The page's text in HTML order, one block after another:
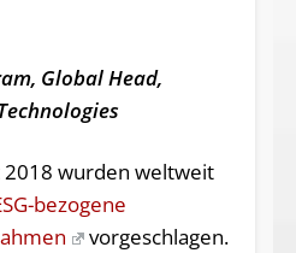
Global Head,
2018 wurden weltweit
bezogene
vorgeschlagen.